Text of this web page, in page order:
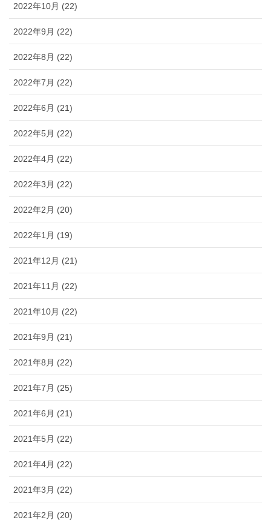
2022年10月 (22)
2022年9月 (22)
2022年8月 (22)
2022年7月 (22)
2022年6月 (21)
2022年5月 (22)
2022年4月 (22)
2022年3月 (22)
2022年2月 (20)
2022年1月 (19)
2021年12月 (21)
2021年11月 (22)
2021年10月 (22)
2021年9月 (21)
2021年8月 (22)
2021年7月 (25)
2021年6月 (21)
2021年5月 (22)
2021年4月 (22)
2021年3月 (22)
2021年2月 (20)